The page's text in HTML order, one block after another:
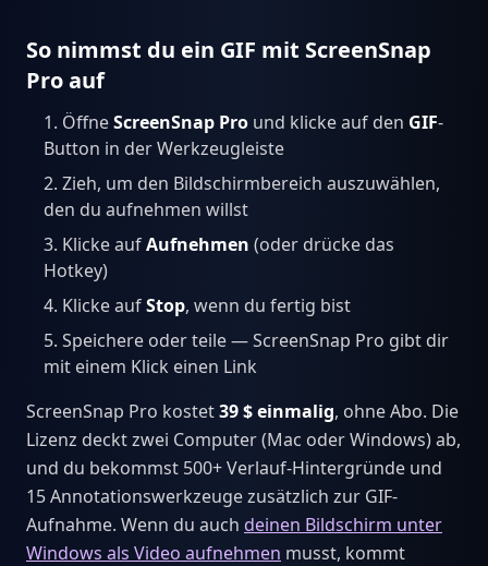
So nimmst du ein GIF mit ScreenSnap
Pro auf
ÖffneScreenSnap Pro und klicke auf den GIF-
Button in der Werkzeugleiste
Zieh, um den Bildschirmbereich auszuwählen,
den du aufnehmen willst
Klicke aufAufnehmen (oder drücke das
Hotkey)
Klicke aufStop, wenn du fertig bist
Speichere oder teile — ScreenSnap Pro gibt dir
mit einem Klick einen Link
ScreenSnap Pro kostet39 $ einmalig, ohne Abo. Die
Lizenz deckt zwei Computer (Mac oder Windows) ab,
und du bekommst 500+ Verlauf-Hintergründe und
15 Annotationswerkzeuge zusätzlich zur GIF-
Aufnahme. Wenn du auch deinen Bildschirm unter
Windows als Video aufnehmen musst, kommt